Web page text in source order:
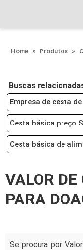
Home Produtos
Buscas
Empresa de cesta
Cesta básica preço
Cesta básica de
VALOR
PARA
Se procura por